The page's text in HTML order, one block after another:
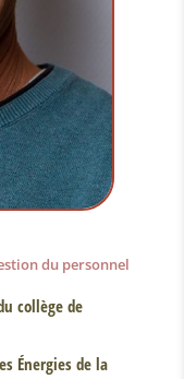
du personnel
collège de
Énergies de la